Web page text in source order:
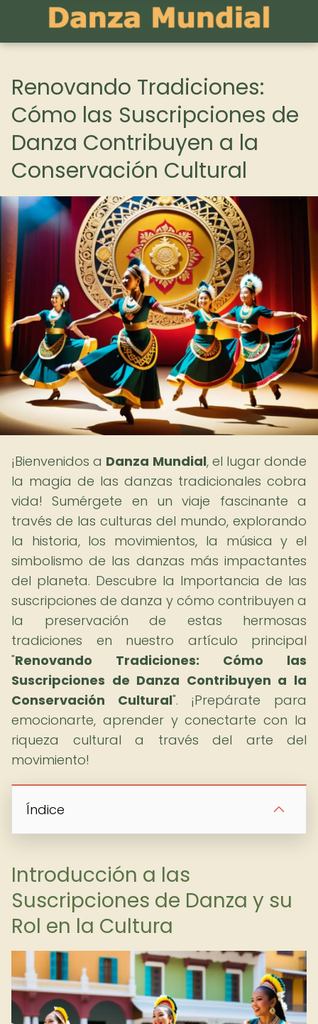
Renovando Tradiciones:
Cómo las Suscripciones de
Danza Contribuyen a la
Conservación Cultural
¡Bienvenidos a Danza Mundial, el lugar donde
la magia de las danzas tradicionales cobra
vida! Sumérgete en un viaje fascinante a
través de las culturas del mundo, explorando
la historia, los movimientos, la música y el
simbolismo de las danzas más impactantes
del planeta. Descubre la Importancia de las
suscripciones de danza y cómo contribuyen a
la preservación de estas hermosas
tradiciones en nuestro artículo principal
"Renovando Tradiciones: Cómo las
Suscripciones de Danza Contribuyen a la
Conservación Cultural". ¡Prepárate para
emocionarte, aprender y conectarte con la
riqueza cultural a través del arte del
movimiento!
Índice
Introducción a las
Suscripciones de Danza y su
Rol en la Cultura